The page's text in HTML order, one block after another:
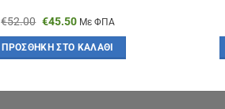
€52.00 Original
was:
€52.00.
€45.50Η
τιμή
είναι:
Με ΦΠΑ
ΠΡΟΣΘΉΚΗ ΣΤΟ ΚΑΛΆΘΙ